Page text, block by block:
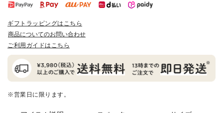
ギフトラッピングはこちら
商品についてのお問い合わせ
ご利用ガイドはこちら
※営業日に限ります。